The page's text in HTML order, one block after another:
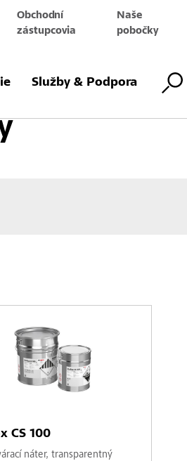
Obchodní
zástupcovia
Naše
pobočky
Služby & Podpora
CS 100
náter, transparentný